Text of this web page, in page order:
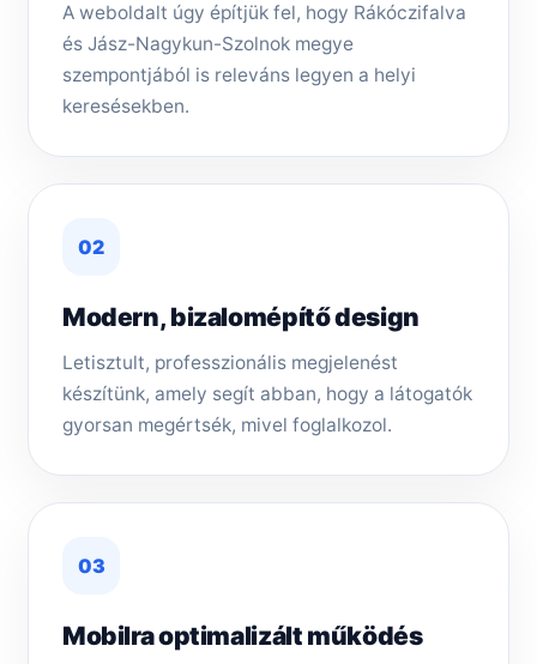
A weboldalt úgy építjük fel, hogy Rákóczifalva
és Jász-Nagykun-Szolnok megye
szempontjából is releváns legyen a helyi
keresésekben.
02
Modern, bizalomépítő design
Letisztult, professzionális megjelenést
készítünk, amely segít abban, hogy a látogatók
gyorsan megértsék, mivel foglalkozol.
03
Mobilra optimalizált működés